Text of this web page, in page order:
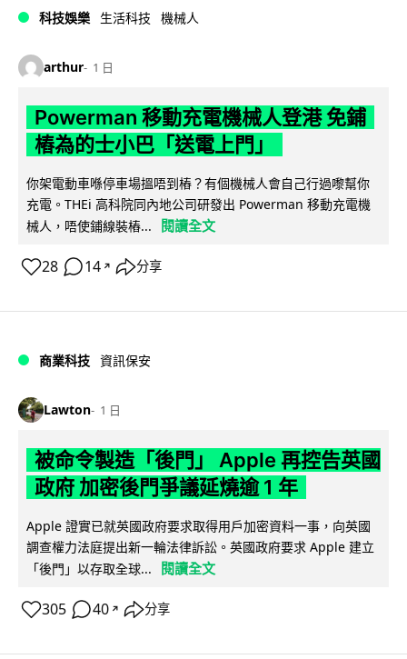
科技娛樂 生活科技 機械人
arthur 1 日
Powerman 移動充電機械人登港 免鋪
樁為的士小巴「送電上門」
你架電動車喺停車場搵唔到樁？有個機械人會自己行過嚟幫你
充電。THEi 高科院同內地公司研發出 Powerman 移動充電機
械人，唔使鋪線裝樁...
閱讀全文
28 14 ↗ 分享
商業科技 資訊保安
Lawton 1 日
被命令製造「後門」 Apple 再控告英國
政府 加密後門爭議延燒逾 1 年
Apple 證實已就英國政府要求取得用戶加密資料一事，向英國
調查權力法庭提出新一輪法律訴訟。英國政府要求 Apple 建立
「後門」以存取全球...
閱讀全文
305 40 ↗ 分享